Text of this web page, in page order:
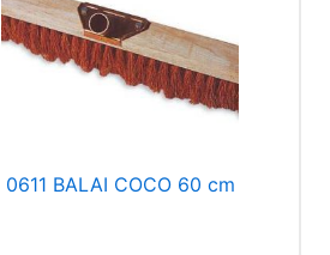
0611 BALAI COCO 60 cm